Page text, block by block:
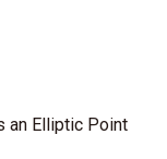
an Elliptic Point